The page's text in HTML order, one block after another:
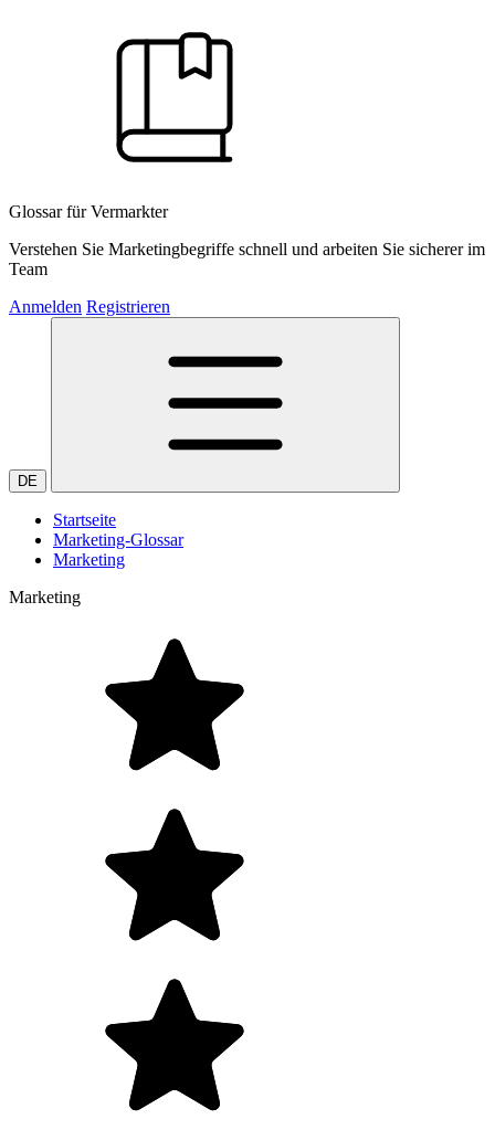
Glossar für Vermarkter
Verstehen Sie Marketingbegriffe schnell und arbeiten Sie sicherer im
Team
Anmelden Registrieren
DE
Startseite
Marketing-Glossar
Marketing
Marketing